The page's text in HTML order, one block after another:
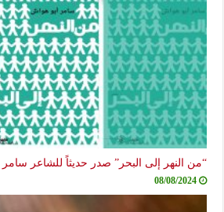
“من النهر إلى البحر” صدر حديثاً للشاعر
08/08/2024